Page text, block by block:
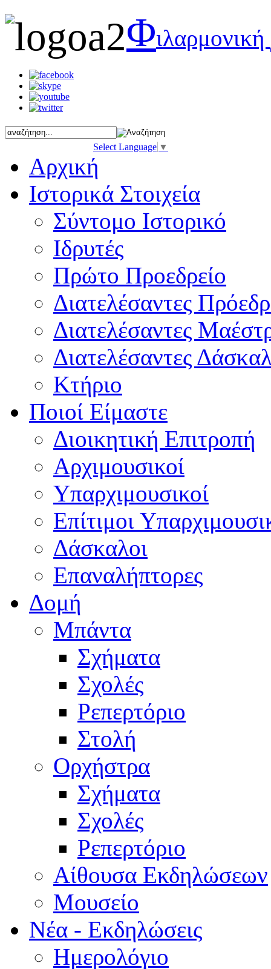
Φιλαρμονική
Select Language ▼
Αρχική
Ιστορικά Στοιχεία
Σύντομο Ιστορικό
Ιδρυτές
Πρώτο Προεδρείο
Διατελέσαντες
Διατελέσαντες
Διατελέσαντες
Κτήριο
Ποιοί Είμαστε
Διοικητική Επιτροπή
Aρχιμουσικοί
Υπαρχιμουσικοί
Επίτιμοι
Δάσκαλοι
Επαναλήπτορες
Δομή
Μπάντα
Σχήματα
Σχολές
Ρεπερτόριο
Στολή
Ορχήστρα
Σχήματα
Σχολές
Ρεπερτόριο
Aίθουσα Εκδηλώσεων
Μουσείο
Νέα - Εκδηλώσεις
Ημερολόγιο